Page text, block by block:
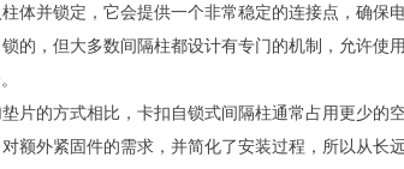
体并锁定，它会提供一个非常稳定的连接点，确保
的，但大多数间隔柱都设计有专门的机制，允许
片的方式相比，卡扣自锁式间隔柱通常占用更少的
额外紧固件的需求，并简化了安装过程，所以从长